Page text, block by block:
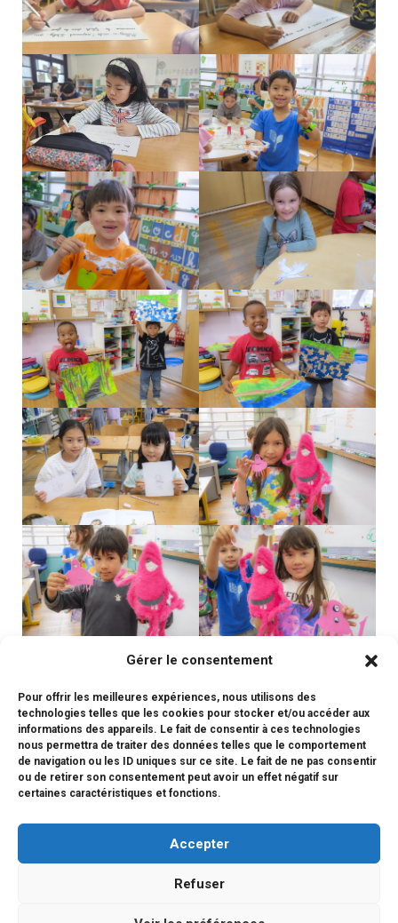
Gérer le consentement
Pour offrir les meilleures expériences, nous utilisons des
technologies telles que les cookies pour stocker et/ou accéder aux
informations des appareils. Le fait de consentir à ces technologies
nous permettra de traiter des données telles que le comportement
de navigation ou les ID uniques sur ce site. Le fait de ne pas consentir
ou de retirer son consentement peut avoir un effet négatif sur
certaines caractéristiques et fonctions.
Accepter
Refuser